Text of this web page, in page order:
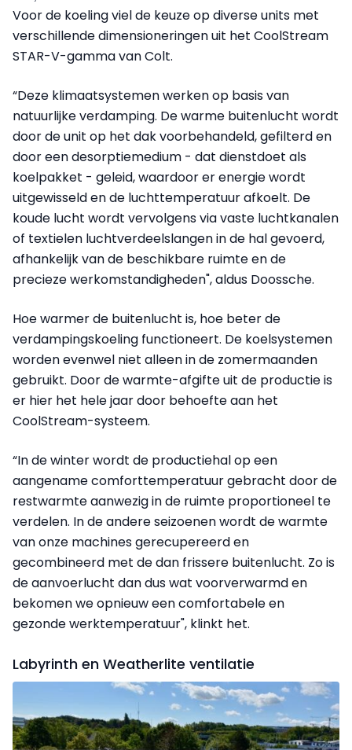
Voor de koeling viel de keuze op diverse units met
verschillende dimensioneringen uit het CoolStream
STAR-V-gamma van Colt.
“Deze klimaatsystemen werken op basis van
natuurlijke verdamping. De warme buitenlucht wordt
door de unit op het dak voorbehandeld, gefilterd en
door een desorptiemedium - dat dienstdoet als
koelpakket - geleid, waardoor er energie wordt
uitgewisseld en de luchttemperatuur afkoelt. De
koude lucht wordt vervolgens via vaste luchtkanalen
of textielen luchtverdeelslangen in de hal gevoerd,
afhankelijk van de beschikbare ruimte en de
precieze werkomstandigheden", aldus Doossche.
Hoe warmer de buitenlucht is, hoe beter de
verdampingskoeling functioneert. De koelsystemen
worden evenwel niet alleen in de zomermaanden
gebruikt. Door de warmte-afgifte uit de productie is
er hier het hele jaar door behoefte aan het
CoolStream-systeem.
“In de winter wordt de productiehal op een
aangename comforttemperatuur gebracht door de
restwarmte aanwezig in de ruimte proportioneel te
verdelen. In de andere seizoenen wordt de warmte
van onze machines gerecupereerd en
gecombineerd met de dan frissere buitenlucht. Zo is
de aanvoerlucht dan dus wat voorverwarmd en
bekomen we opnieuw een comfortabele en
gezonde werktemperatuur", klinkt het.
Labyrinth en Weatherlite ventilatie